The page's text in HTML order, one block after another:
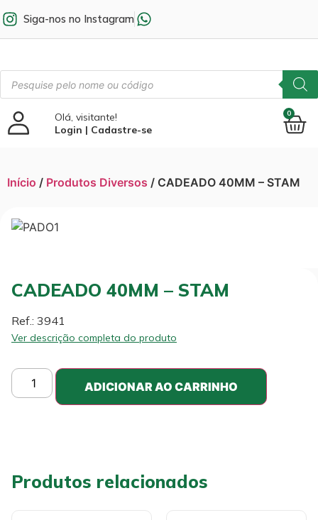
Siga-nos no Instagram
Olá, visitante!
Login | Cadastre-se
0
Início / Produtos Diversos / CADEADO 40MM – STAM
CADEADO 40MM – STAM
Ref.: 3941
Ver descrição completa do produto
ADICIONAR AO CARRINHO
Produtos relacionados